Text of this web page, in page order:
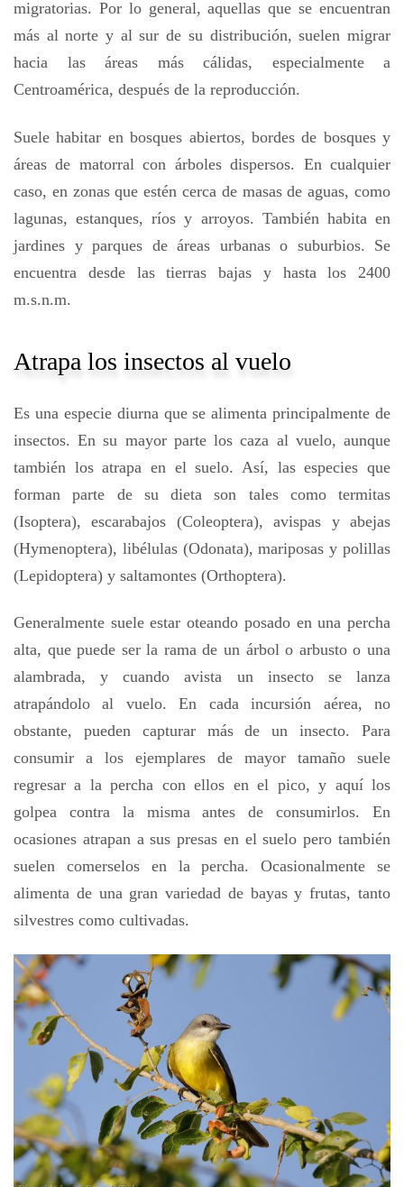
migratorias. Por lo general, aquellas que se encuentran
más al norte y al sur de su distribución, suelen migrar
hacia las áreas más cálidas, especialmente a
Centroamérica, después de la reproducción.
Suele habitar en bosques abiertos, bordes de bosques y
áreas de matorral con árboles dispersos. En cualquier
caso, en zonas que estén cerca de masas de aguas, como
lagunas, estanques, ríos y arroyos. También habita en
jardines y parques de áreas urbanas o suburbios. Se
encuentra desde las tierras bajas y hasta los 2400
m.s.n.m.
Atrapa los insectos al vuelo
Es una especie diurna que se alimenta principalmente de
insectos. En su mayor parte los caza al vuelo, aunque
también los atrapa en el suelo. Así, las especies que
forman parte de su dieta son tales como termitas
(Isoptera), escarabajos (Coleoptera), avispas y abejas
(Hymenoptera), libélulas (Odonata), mariposas y polillas
(Lepidoptera) y saltamontes (Orthoptera).
Generalmente suele estar oteando posado en una percha
alta, que puede ser la rama de un árbol o arbusto o una
alambrada, y cuando avista un insecto se lanza
atrapándolo al vuelo. En cada incursión aérea, no
obstante, pueden capturar más de un insecto. Para
consumir a los ejemplares de mayor tamaño suele
regresar a la percha con ellos en el pico, y aquí los
golpea contra la misma antes de consumirlos. En
ocasiones atrapan a sus presas en el suelo pero también
suelen comerselos en la percha. Ocasionalmente se
alimenta de una gran variedad de bayas y frutas, tanto
silvestres como cultivadas.